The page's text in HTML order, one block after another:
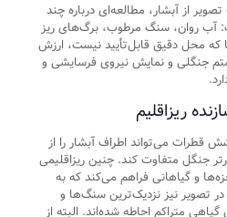
از آبشار، مطالعه‌ای درباره چند
آب روان، سنگ مرطوب، برگ‌های ریز
که محل دقیق قابل‌تأیید نیست، ارزش
جنگلی و نمایش نیروی فرسایشی و
ریزاقلیم
قطرات می‌تواند اطراف آبشار را از
جنگل متفاوت کند. چنین ریزاقلیمی
و گیاهانی فراهم می‌کند که به
در تصویر نیز نزدیک‌ترین سنگ‌ها و
متراکم احاطه شده‌اند. البته از